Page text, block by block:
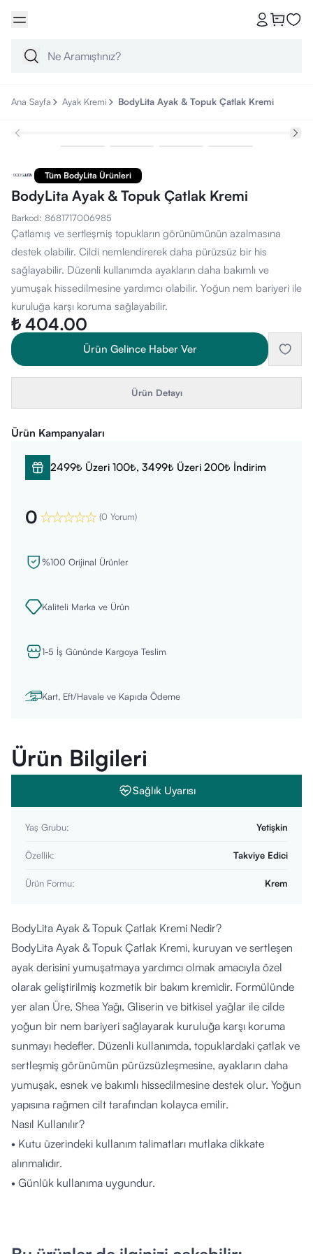
Ana Sayfa Ayak Kremi BodyLita Ayak & Topuk Çatlak Kremi
Tüm BodyLita Ürünleri
BodyLita Ayak & Topuk Çatlak Kremi
Barkod: 8681717006985
Çatlamış ve sertleşmiş topukların görünümünün azalmasına
destek olabilir. Cildi nemlendirerek daha pürüzsüz bir his
sağlayabilir. Düzenli kullanımda ayakların daha bakımlı ve
yumuşak hissedilmesine yardımcı olabilir. Yoğun nem bariyeri ile
kuruluğa karşı koruma sağlayabilir.
₺ 404.00
Ürün Gelince Haber Ver
Ürün Detayı
Ürün Kampanyaları
2499₺ Üzeri 100₺, 3499₺ Üzeri 200₺ İndirim
0 (0 Yorum)
%100 Orijinal Ürünler
Kaliteli Marka ve Ürün
1-5 İş Gününde Kargoya Teslim
Kart, Eft/Havale ve Kapıda Ödeme
Ürün Bilgileri
Sağlık Uyarısı
Yaş Grubu: Yetişkin
Özellik: Takviye Edici
Ürün Formu: Krem
BodyLita Ayak & Topuk Çatlak Kremi Nedir?
BodyLita Ayak & Topuk Çatlak Kremi, kuruyan ve sertleşen
ayak derisini yumuşatmaya yardımcı olmak amacıyla özel
olarak geliştirilmiş kozmetik bir bakım kremidir. Formülünde
yer alan Üre, Shea Yağı, Gliserin ve bitkisel yağlar ile cilde
yoğun bir nem bariyeri sağlayarak kuruluğa karşı koruma
sunmayı hedefler. Düzenli kullanımda, topuklardaki çatlak ve
sertleşmiş görünümün pürüzsüzleşmesine, ayakların daha
yumuşak, esnek ve bakımlı hissedilmesine destek olur. Yoğun
yapısına rağmen cilt tarafından kolayca emilir.
Nasıl Kullanılır?
• Kutu üzerindeki kullanım talimatları mutlaka dikkate
alınmalıdır.
• Günlük kullanıma uygundur.